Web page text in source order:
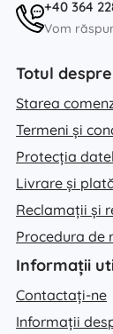
+40 364
Vom
Totul
Starea
Termeni și
Protecția
Livrare și
Reclamații și
Procedura de
Informații
Contactați-ne
Informații